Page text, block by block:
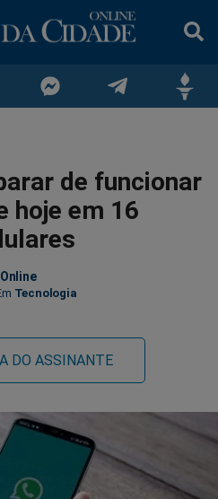
no
Messenger
no
no
de funcionar
hoje em 16
Tecnologia
DO ASSINANTE